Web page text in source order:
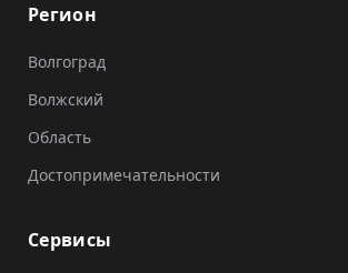
Регион
Волгоград
Волжский
Область
Достопримечательности
Сервисы